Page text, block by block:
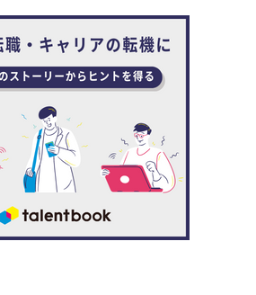
は非常に良かった」と、熊倉は振り
えるにあたり、熊倉が真っ先に思い
。「自分の慕っていた大学の先輩た
に進んでいたのでイメージしやすか
動を振り返ります。そして、さまざ
を受験し、無事、大手事務機器メー
になりました。